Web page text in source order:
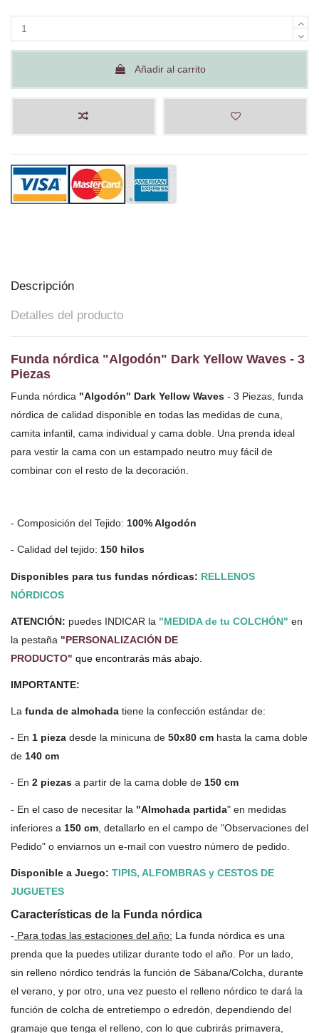
Añadir al carrito
Descripción
Detalles del producto
Funda nórdica "Algodón" Dark Yellow Waves - 3
Piezas
Funda nórdica "Algodón" Dark Yellow Waves - 3 Piezas, funda
nórdica de calidad disponible en todas las medidas de cuna,
camita infantil, cama individual y cama doble. Una prenda ideal
para vestir la cama con un estampado neutro muy fácil de
combinar con el resto de la decoración.
- Composición del Tejido: 100% Algodón
- Calidad del tejido: 150 hilos
Disponibles para tus fundas nórdicas: RELLENOS
NÓRDICOS
ATENCIÓN: puedes INDICAR la "MEDIDA de tu COLCHÓN" en
la pestaña "PERSONALIZACIÓN DE
PRODUCTO" que encontrarás más abajo.
IMPORTANTE:
La funda de almohada tiene la confección estándar de:
- En 1 pieza desde la minicuna de 50x80 cm hasta la cama doble
de 140 cm
- En 2 piezas a partir de la cama doble de 150 cm
- En el caso de necesitar la "Almohada partida" en medidas
inferiores a 150 cm , detallarlo en el campo de "Observaciones del
Pedido" o enviarnos un e-mail con vuestro número de pedido.
Disponible a Juego: TIPIS, ALFOMBRAS y CESTOS DE
JUGUETES
Características de la Funda nórdica
- Para todas las estaciones del año: La funda nórdica es una
prenda que la puedes utilizar durante todo el año. Por un lado,
sin relleno nórdico tendrás la función de Sábana/Colcha, durante
el verano, y por otro, una vez puesto el relleno nórdico te dará la
función de colcha de entretiempo o edredón, dependiendo del
gramaje que tenga el relleno, con lo que cubrirás primavera,